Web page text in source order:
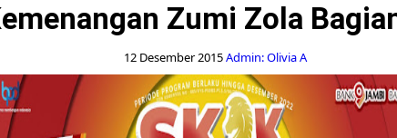
Zumi Zola
12 Desember 2015Admin: Olivia A